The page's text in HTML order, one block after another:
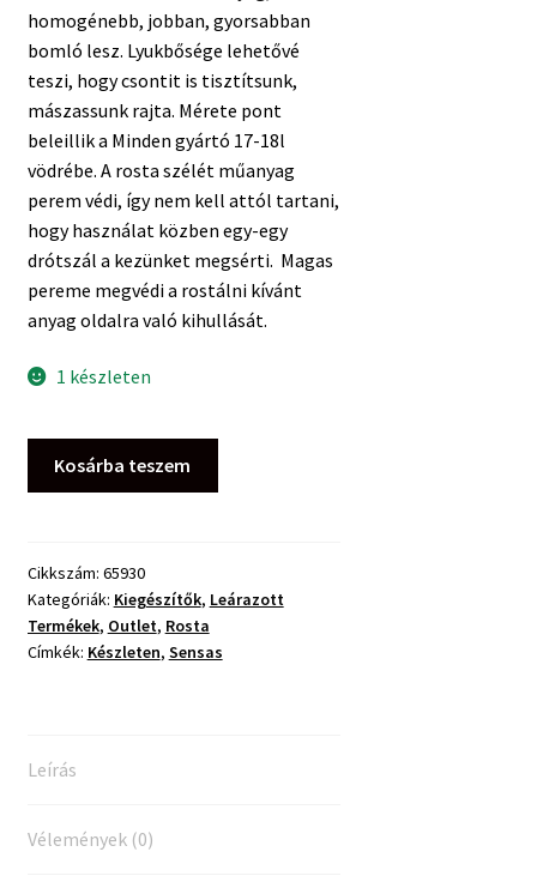
750 Ft.
homogénebb, jobban, gyorsabban
bomló lesz. Lyukbősége lehetővé
teszi, hogy csontit is tisztítsunk,
mászassunk rajta. Mérete pont
beleillik a Minden gyártó 17-18l
vödrébe. A rosta szélét műanyag
perem védi, így nem kell attól tartani,
hogy használat közben egy-egy
drótszál a kezünket megsérti. Magas
pereme megvédi a rostálni kívánt
anyag oldalra való kihullását.
1 készleten
Fekete
2×2mm
mennyiség
Kosárba teszem
Cikkszám: 65930
Kategóriák: Kiegészítők, Leárazott
Termékek, Outlet, Rosta
Címkék: Készleten, Sensas
Leírás
Vélemények (0)